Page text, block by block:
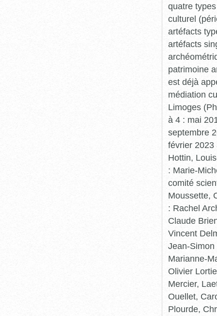
quatre
culturel
artéfacts
artéfacts
patrimoine
est déjà
médiation
Limoges
à 4 : mai
septembre
février 2023
Hottin,
: Marie-
comité
Moussette,
: Rachel
Claude
Vincent
Jean-
Marianne-
Olivier
Mercier,
Ouellet,
Plourde,